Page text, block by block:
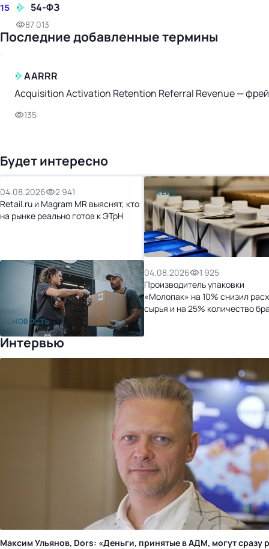
15 54-ФЗ
87 013
Последние добавленные термины
AARRR
Acquisition Activation Retention Referral Revenue —
135
Будет интересно
НОВОСТЬ
04.08.2026
2 941
Retail.ru и Magram MR выяснят, кто
на рынке реально готов к ЭТрН
КЕЙС
04.08.2026
1 925
Производитель упаковки
«Молопак» на 10% снизил
сырья и на 25% количество
Интервью
Максим Ульянов, Dors: «Деньги, принятые в АДМ, могут сразу